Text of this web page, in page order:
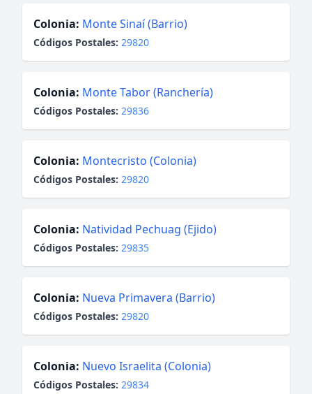
Colonia: Monte Sinaí (Barrio)
Códigos Postales: 29820
Colonia: Monte Tabor (Ranchería)
Códigos Postales: 29836
Colonia: Montecristo (Colonia)
Códigos Postales: 29820
Colonia: Natividad Pechuag (Ejido)
Códigos Postales: 29835
Colonia: Nueva Primavera (Barrio)
Códigos Postales: 29820
Colonia: Nuevo Israelita (Colonia)
Códigos Postales: 29834